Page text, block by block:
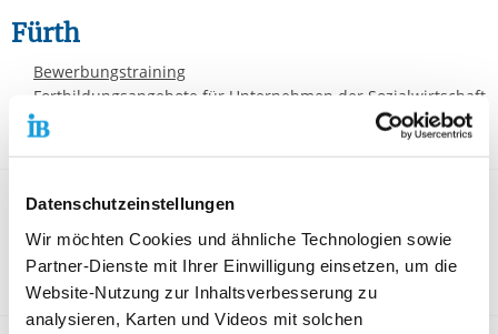
Datenschutzeinstellungen
Wir möchten Cookies und ähnliche Technologien sowie
Partner-Dienste mit Ihrer Einwilligung einsetzen, um die
Website-Nutzung zur Inhaltsverbesserung zu
analysieren, Karten und Videos mit solchen
Fürth
Bewerbungstraining
Fortbildungsangebote für Unternehmen der Sozialwirtschaft
IB Bildungsangebote Mittelfranken
Geislingen an der Steige
Assistierte Ausbildung flexibel (AsA flex)
Bildungszentrum Geislingen